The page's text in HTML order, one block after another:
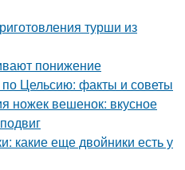
турши из
понижение
Цельсию: факты и советы
ножек вешенок: вкусное
какие еще двойники есть у